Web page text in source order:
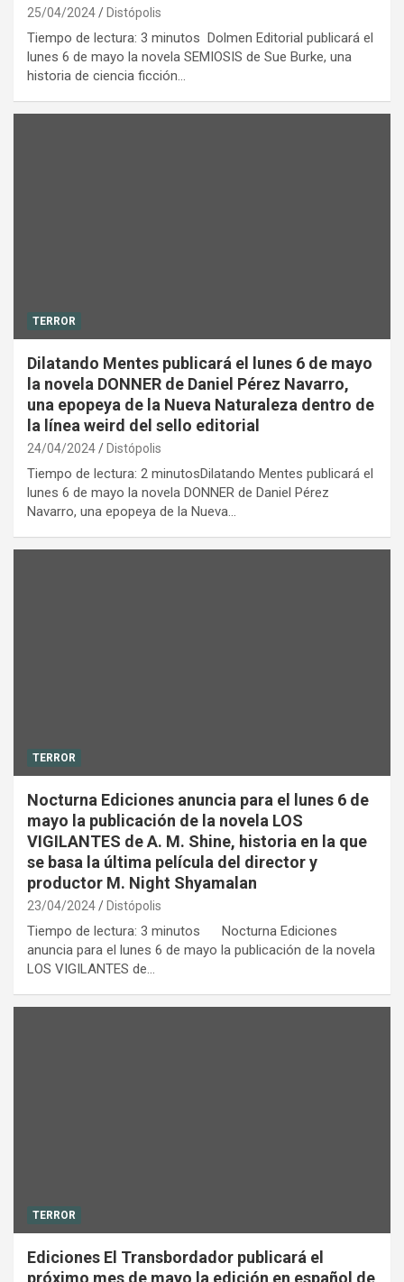
25/04/2024 Distópolis
Tiempo de lectura: 3 minutos Dolmen Editorial publicará el
lunes 6 de mayo la novela SEMIOSIS de Sue Burke, una
historia de ciencia ficción…
TERROR
Dilatando Mentes publicará el lunes 6 de mayo
la novela DONNER de Daniel Pérez Navarro,
una epopeya de la Nueva Naturaleza dentro de
la línea weird del sello editorial
24/04/2024 Distópolis
Tiempo de lectura: 2 minutosDilatando Mentes publicará el
lunes 6 de mayo la novela DONNER de Daniel Pérez
Navarro, una epopeya de la Nueva…
TERROR
Nocturna Ediciones anuncia para el lunes 6 de
mayo la publicación de la novela LOS
VIGILANTES de A. M. Shine, historia en la que
se basa la última película del director y
productor M. Night Shyamalan
23/04/2024 Distópolis
Tiempo de lectura: 3 minutos Nocturna Ediciones
anuncia para el lunes 6 de mayo la publicación de la novela
LOS VIGILANTES de…
TERROR
Ediciones El Transbordador publicará el
próximo mes de mayo la edición en español de